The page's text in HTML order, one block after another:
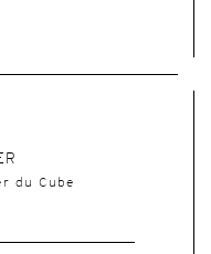
du Cube